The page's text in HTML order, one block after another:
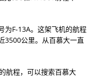
为F-13A。这架飞机的航程
3500公里。从百慕大一直
航程，可以搜索百慕大